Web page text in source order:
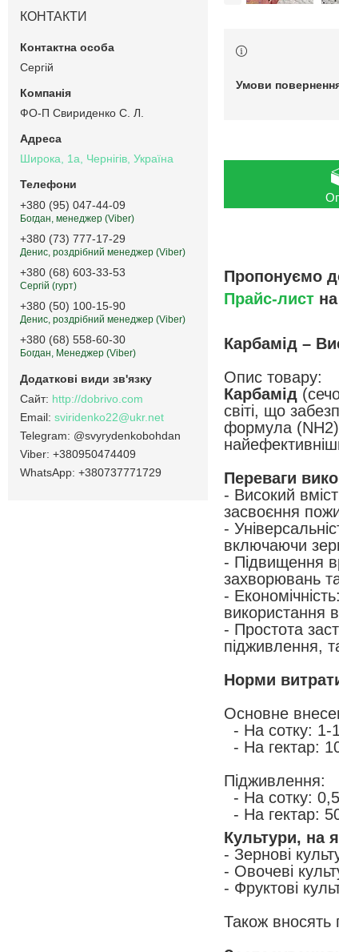
Пропонуємо
Прайс-лист
Карбамід –
Опис товару:
Карбамід
світі, що
формула
Переваги
- Високий
засвоєння
-
включаючи
- Підвищення
захворювань
-
використання
- Простота
підживлення,
Норми
Основне
- На сотку: 1-
- На гектар:
Підживлення:
- На сотку:
- На гектар:
Культури, на
- Зернові
- Овочеві
- Фруктові
Також вносять
КОНТАКТИ
Сергій
ФО-П Свириденко С. Л.
Широка, 1а, Чернігів, Україна
+380 (95) 047-44-09
Богдан, менеджер (Viber)
+380 (73) 777-17-29
Денис, роздрібний менеджер (Viber)
+380 (68) 603-33-53
Сергій (гурт)
+380 (50) 100-15-90
Денис, роздрібний менеджер (Viber)
+380 (68) 558-60-30
Богдан, Менеджер (Viber)
http://dobrivo.com
sviridenko22@ukr.net
@svyrydenkobohdan
+380950474409
+380737771729